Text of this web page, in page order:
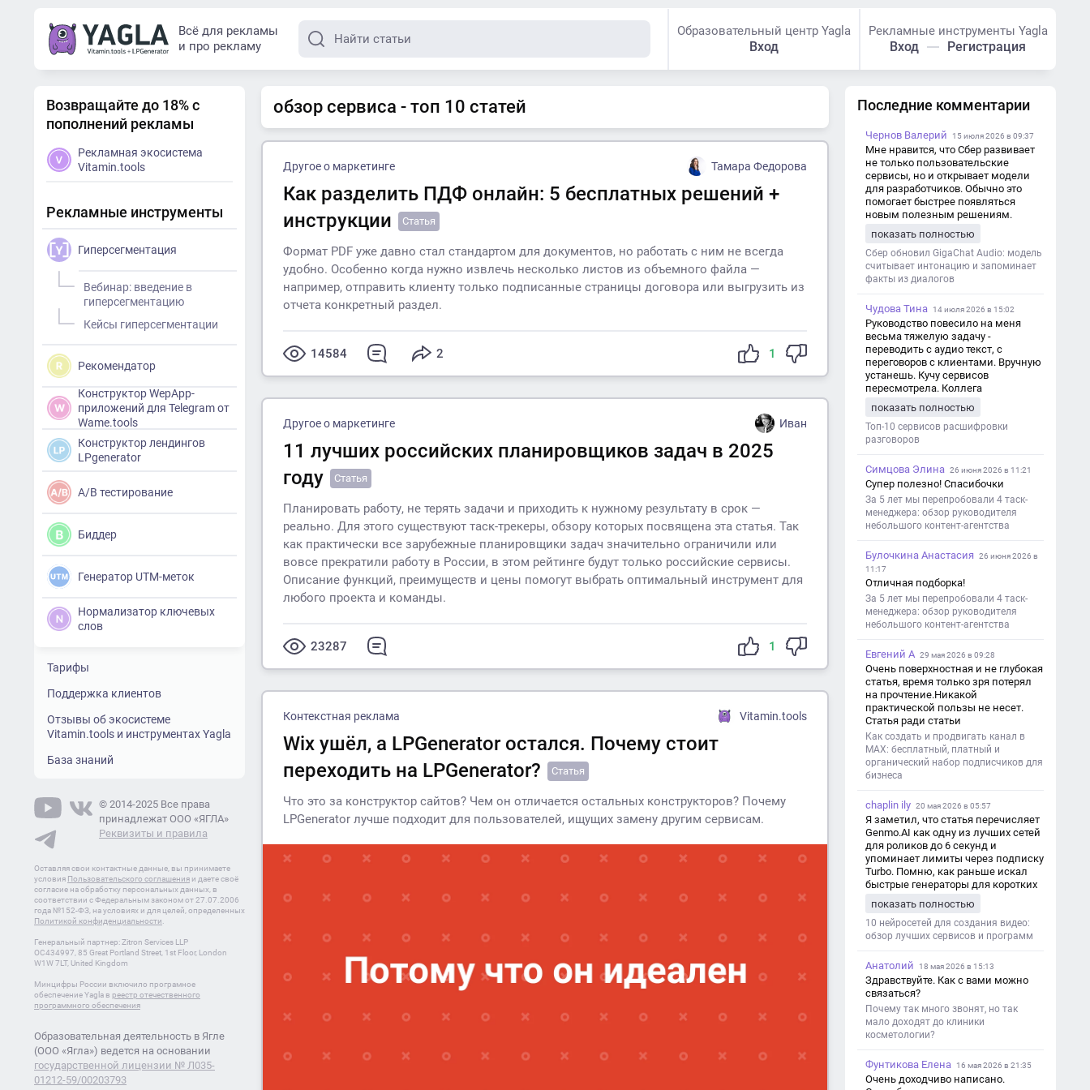
Всё для рекламы
и про рекламу
Образовательный центр Yagla
Вход
Рекламные инструменты Yagla
Вход Регистрация
обзор сервиса - топ 10 статей
Другое о маркетинге Тамара Федорова
Как разделить ПДФ онлайн: 5 бесплатных решений +
инструкции
Статья
Формат PDF уже давно стал стандартом для документов, но работать с ним не всегда
удобно. Особенно когда нужно извлечь несколько листов из объемного файла —
например, отправить клиенту только подписанные страницы договора или выгрузить из
отчета конкретный раздел.
14584 2 1
Другое о маркетинге Иван
11 лучших российских планировщиков задач в 2025
году
Статья
Планировать работу, не терять задачи и приходить к нужному результату в срок —
реально. Для этого существуют таск-трекеры, обзору которых посвящена эта статья. Так
как практически все зарубежные планировщики задач значительно ограничили или
вовсе прекратили работу в России, в этом рейтинге будут только российские сервисы.
Описание функций, преимуществ и цены помогут выбрать оптимальный инструмент для
любого проекта и команды.
23287 1
Контекстная реклама Vitamin.tools
Wix ушёл, а LPGenerator остался. Почему стоит
переходить на LPGenerator?
Статья
Что это за конструктор сайтов? Чем он отличается остальных конструкторов? Почему
LPGenerator лучше подходит для пользователей, ищущих замену другим сервисам.
Возвращайте до 18% с
пополнений рекламы
Рекламная экосистема
Vitamin.tools
Рекламные инструменты
Гиперсегментация
Вебинар: введение в
гиперсегментацию
Кейсы гиперсегментации
Рекомендатор
Конструктор WepApp-
приложений для Telegram от
Wame.tools
Конструктор лендингов
LPgenerator
A/B тестирование
Биддер
Генератор UTM-меток
Нормализатор ключевых
слов
Тарифы
Поддержка клиентов
Отзывы об экосистеме
Vitamin.tools и инструментах Yagla
База знаний
© 2014-2025 Все права
принадлежат ООО «ЯГЛА»
Реквизиты и правила
Оставляя свои контактные данные, вы принимаете
условия Пользовательского соглашения и даете своё
согласие на обработку персональных данных, в
соответствии с Федеральным законом от 27.07.2006
года №152-ФЗ, на условиях и для целей, определенных
Политикой конфиденциальности
Генеральный партнер: Zitron Services LLP
OC434997, 85 Great Portland Street, 1st Floor, London
W1W 7LT, United Kingdom
Минцифры России включило програмное
обеспечение Yagla в реестр отечественного
программного обеспечения
Образовательная деятельность в Ягле
(ООО «Ягла») ведется на основании
государственной лицензии № Л035-
01212-59/00203793
Последние комментарии
Чернов Валерий 15 июля 2026 в 09:37
Мне нравится, что Сбер развивает
не только пользовательские
сервисы, но и открывает модели
для разработчиков. Обычно это
помогает быстрее появляться
новым полезным решениям.
показать полностью
Сбер обновил GigaChat Audio: модель
считывает интонацию и запоминает
факты из диалогов
Чудова Тина 14 июля 2026 в 15:02
Руководство повесило на меня
весьма тяжелую задачу -
переводить с аудио текст, с
переговоров с клиентами. Вручную
устанешь. Кучу сервисов
пересмотрела. Коллега
хорошо переводит. Мало
редактировать по итогу. Советую.
показать полностью
Топ-10 сервисов расшифровки
разговоров
Симцова Элина 26 июня 2026 в 11:21
Супер полезно! Спасибочки
За 5 лет мы перепробовали 4 таск-
менеджера: обзор руководителя
небольшого контент-агентства
Булочкина Анастасия
26 июня 2026 в
11:17
Отличная подборка!
За 5 лет мы перепробовали 4 таск-
менеджера: обзор руководителя
небольшого контент-агентства
Евгений А 29 мая 2026 в 09:28
Очень поверхностная и не глубокая
статья, время только зря потерял
на прочтение.Никакой
практической пользы не несет.
Статья ради статьи
Как создать и продвигать канал в
MAX: бесплатный, платный и
органический набор подписчиков для
бизнеса
chaplin ily 20 мая 2026 в 05:57
Я заметил, что статья перечисляет
Genmo.AI как одну из лучших сетей
для роликов до 6 секунд и
упоминает лимиты через подписку
Turbo. Помню, как раньше искал
быстрые генераторы для коротких
такой обзор именно с акцентом на
ограничения и подпись. Image V2
показать полностью
10 нейросетей для создания видео:
обзор лучших сервисов и программ
Анатолий 18 мая 2026 в 15:13
Здравствуйте. Как с вами можно
связаться?
Почему так много звонят, но так
мало доходят до клиники
косметологии?
Фунтикова Елена 16 мая 2026 в 21:35
Очень доходчиво написано.